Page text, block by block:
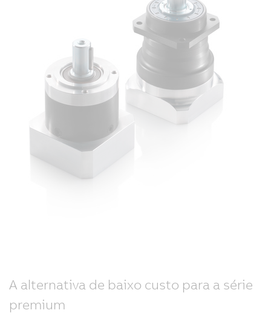
A alternativa de baixo custo para a série
premium